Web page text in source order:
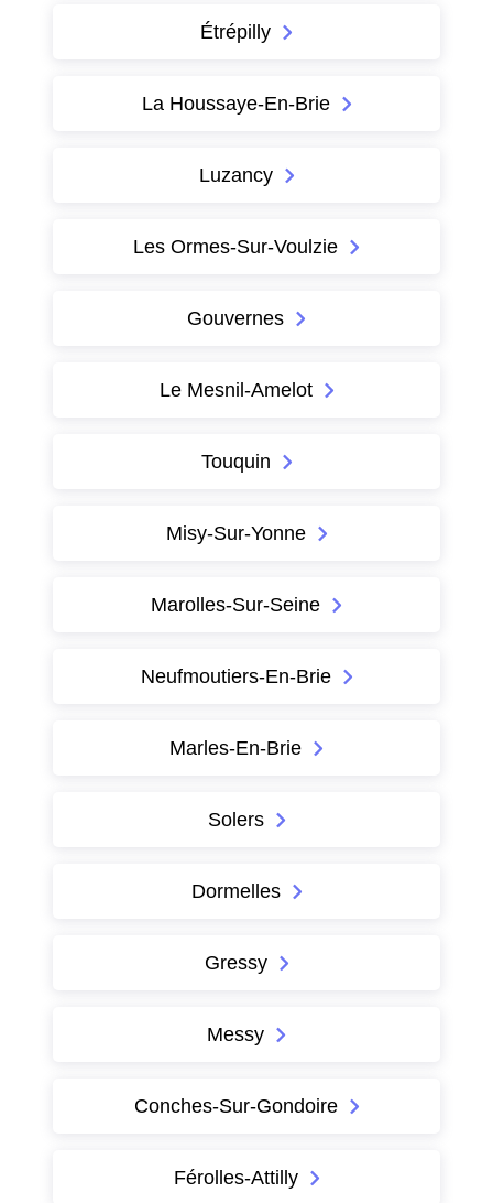
Étrépilly
La Houssaye-En-Brie
Luzancy
Les Ormes-Sur-Voulzie
Gouvernes
Le Mesnil-Amelot
Touquin
Misy-Sur-Yonne
Marolles-Sur-Seine
Neufmoutiers-En-Brie
Marles-En-Brie
Solers
Dormelles
Gressy
Messy
Conches-Sur-Gondoire
Férolles-Attilly